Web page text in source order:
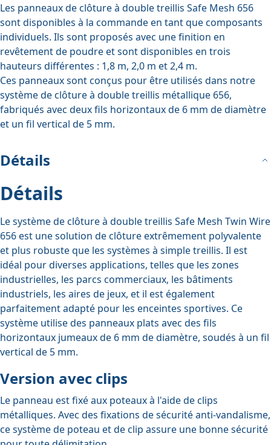
Les panneaux de clôture à double treillis Safe Mesh 656
sont disponibles à la commande en tant que composants
individuels. Ils sont proposés avec une finition en
revêtement de poudre et sont disponibles en trois
hauteurs différentes : 1,8 m, 2,0 m et 2,4 m.
Ces panneaux sont conçus pour être utilisés dans notre
système de clôture à double treillis métallique 656,
fabriqués avec deux fils horizontaux de 6 mm de diamètre
et un fil vertical de 5 mm.
Détails
Détails
Le système de clôture à double treillis Safe Mesh Twin Wire
656 est une solution de clôture extrêmement polyvalente
et plus robuste que les systèmes à simple treillis. Il est
idéal pour diverses applications, telles que les zones
industrielles, les parcs commerciaux, les bâtiments
industriels, les aires de jeux, et il est également
parfaitement adapté pour les enceintes sportives. Ce
système utilise des panneaux plats avec des fils
horizontaux jumeaux de 6 mm de diamètre, soudés à un fil
vertical de 5 mm.
Version avec clips
Le panneau est fixé aux poteaux à l'aide de clips
métalliques. Avec des fixations de sécurité anti-vandalisme,
ce système de poteau et de clip assure une bonne sécurité